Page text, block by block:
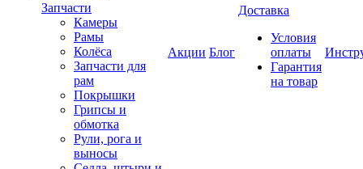
Запчасти
Камеры
Рамы
Колёса
Запчасти для
рам
Покрышки
Грипсы и
обмотка
Рули, рога и
выносы
Акции Блог
Доставка
Условия
оплаты
Гарантия
на товар